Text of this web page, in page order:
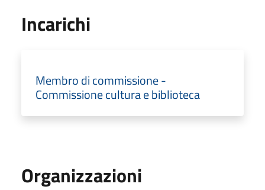
Incarichi
Membro di commissione -
Commissione cultura e biblioteca
Organizzazioni